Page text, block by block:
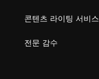
콘텐츠 라이팅 서비스
전문 감수